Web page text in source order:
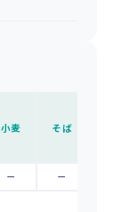
小麦 そば
－ －